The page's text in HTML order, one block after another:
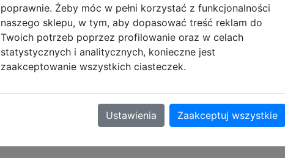
Polecane
poprawnie. Żeby móc w pełni korzystać z funkcjonalności
naszego sklepu, w tym, aby dopasować treść reklam do
Twoich potrzeb poprzez profilowanie oraz w celach
statystycznych i analitycznych, konieczne jest
zaakceptowanie wszystkich ciasteczek.
Ustawienia Zaakceptuj wszystkie